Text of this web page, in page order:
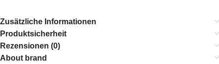
Zusätzliche Informationen
Produktsicherheit
Rezensionen (0)
About brand